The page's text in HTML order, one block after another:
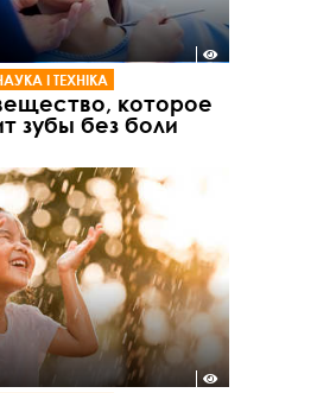
І ТЕХНІКА
которое
зубы без боли